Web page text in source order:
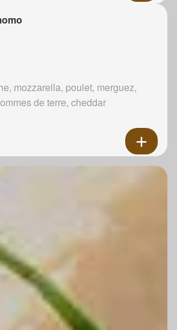
mozzarella, poulet, merguez,
de terre, cheddar